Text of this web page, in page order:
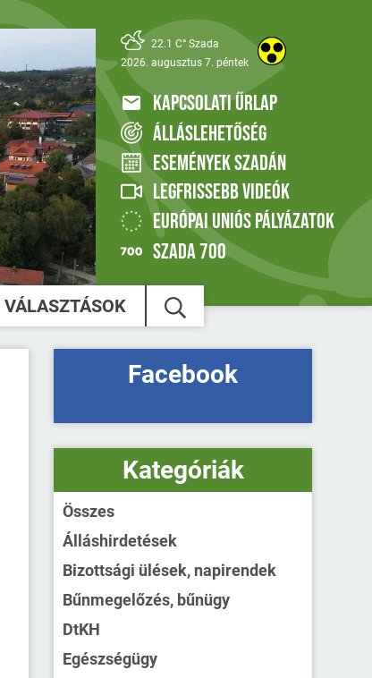
22.1 C° Szada
2026. augusztus 7. péntek
KAPCSOLATI ŰRLAP
ÁLLÁSLEHETŐSÉG
ESEMÉNYEK SZADÁN
LEGFRISSEBB VIDEÓK
EURÓPAI UNIÓS PÁLYÁZATOK
SZADA 700
VÁLASZTÁSOK
Facebook
Kategóriák
Összes
Álláshirdetések
Bizottsági ülések, napirendek
Bűnmegelőzés, bűnügy
DtKH
Egészségügy